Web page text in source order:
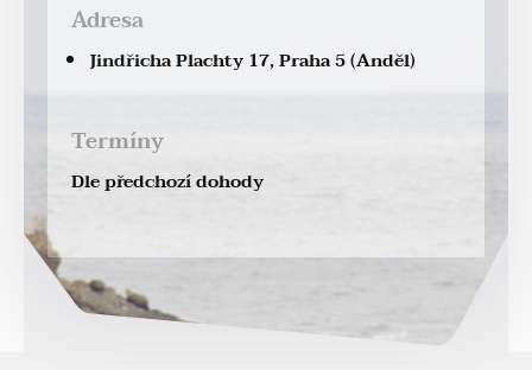
Adresa
Jindřicha Plachty 17, Praha 5 (Anděl)
Termíny
Dle předchozí dohody